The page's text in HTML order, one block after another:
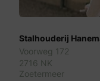
Stalhouderij
Voorweg 172
2716 NK
Zoetermeer